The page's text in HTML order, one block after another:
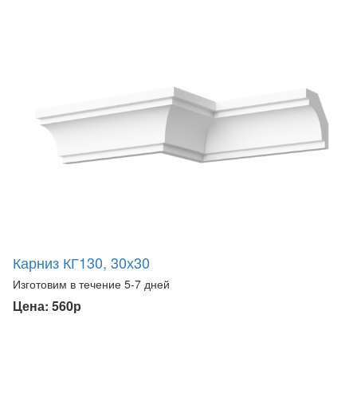
Карниз КГ130, 30х30
Изготовим в течение 5-7 дней
Цена: 560р